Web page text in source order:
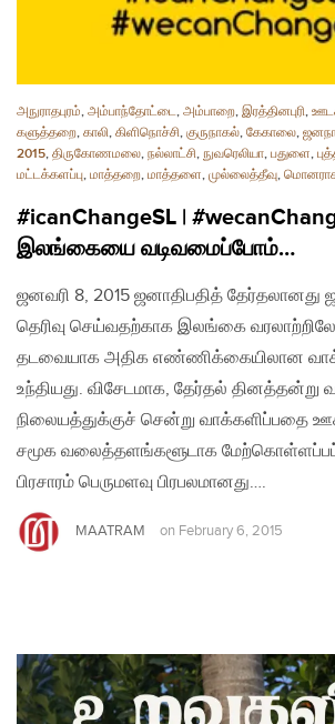
அநுராதபுரம், அம்பாந்தோட்டை, அம்பாறை, இரத்தினபுரி,
களுத்தறை, காலி, கிளிநொச்சி, குருநாகல், கேகாலை,
2015, திருகோணமலை, நல்லாட்சி, நுவரெலியா, பதுளை,
மட்டக்களப்பு, மாத்தறை, மாத்தளை, முல்லைத்தீவு,
#icanChangeSL |
இலங்கையை வடிவமைப்போம்…
ஜனவரி 8, 2015 ஜனாதிபதித் தேர்தலானது
தெரிவு செய்வதற்காக இலங்கை
தடவையாக அதிக எண்ணிக்கையிலான
உந்தியது. விசேடமாக, தேர்தல் தினத்தன்று
நிலையத்துக்குச் சென்று வாக்களிப்பதை
சமூக வலைத்தளங்களூடாக
பிரசாரம் பெருமளவு பிரபலமானது….
MAATRAM on February 6, 2015